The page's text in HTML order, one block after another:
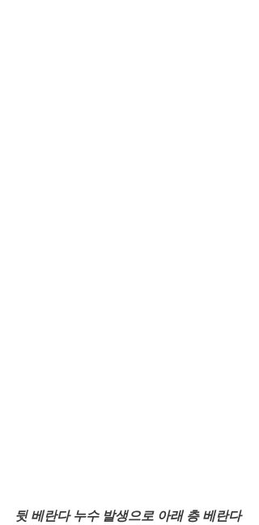
뒷 베란다 누수 발생으로 아래 층 베란다